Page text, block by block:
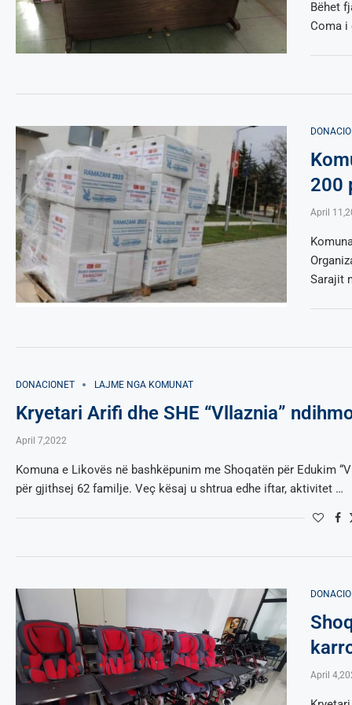
Bëhet
Coma i
200
April
Sarajit
DONACIONET LAJME NGA KOMUNAT
Kryetari Arifi dhe SHE “Vllaznia”
April 7,2022
Komuna e Likovës në bashkëpunim me Shoqatën për Edukim
për gjithsej 62 familje. Veç kësaj u shtrua edhe iftar, aktivitet …
April